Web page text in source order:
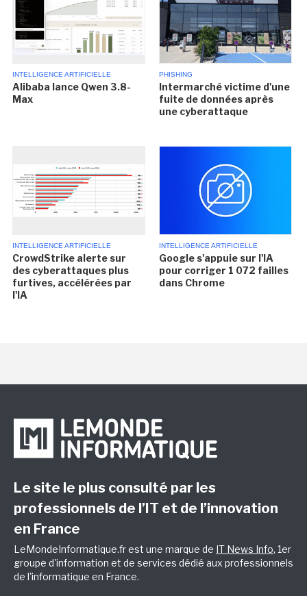
INTELLIGENCE ARTIFICIELLE
Alibaba lance Qwen 3.8-
Max
PHISHING
Intermarché victime d'une
fuite de données après
une cyberattaque
INTELLIGENCE ARTIFICIELLE
CrowdStrike alerte sur
des cyberattaques plus
furtives, accélérées par
l'IA
INTELLIGENCE ARTIFICIELLE
Google s'appuie sur l'IA
pour corriger 1 072 failles
dans Chrome
Le site le plus consulté par les
professionnels de l’IT et de l’innovation
en France
LeMondeInformatique.fr est une marque de IT News Info, 1er
groupe d'information et de services dédié aux professionnels
de l'informatique en France.